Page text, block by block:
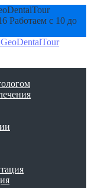
Работаем с 10 до